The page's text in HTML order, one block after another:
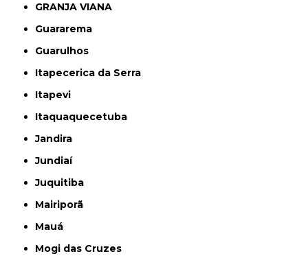
GRANJA VIANA
Guararema
Guarulhos
Itapecerica da Serra
Itapevi
Itaquaquecetuba
Jandira
Jundiaí
Juquitiba
Mairiporã
Mauá
Mogi das Cruzes